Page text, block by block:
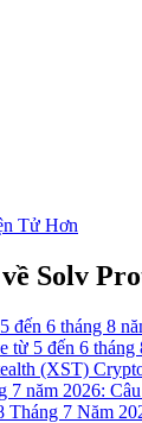
Tử Hơn
Solv
đến 6 tháng 8
từ 5 đến 6 tháng
(XST)
7 năm 2026:
Tháng 7 Năm